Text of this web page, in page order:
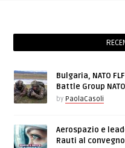
Bulgaria, NATO
Battle Group
by PaolaCasoli
Aerospazio e
Rauti al convegno